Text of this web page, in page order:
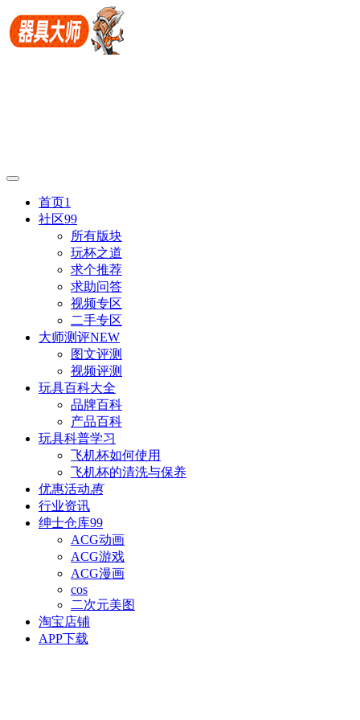
首页1
社区99
所有版块
玩杯之道
求个推荐
求助问答
视频专区
二手专区
大师测评NEW
图文评测
视频评测
玩具百科大全
品牌百科
产品百科
玩具科普学习
飞机杯如何使用
飞机杯的清洗与保养
优惠活动惠
行业资讯
绅士仓库99
ACG动画
ACG游戏
ACG漫画
cos
二次元美图
淘宝店铺
APP下载